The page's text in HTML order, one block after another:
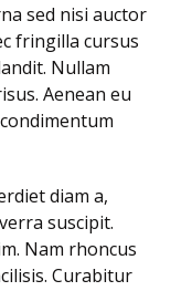
sed nisi auctor
fringilla cursus
Nullam
Aenean eu
diam a,
suscipit.
Nam rhoncus
Curabitur